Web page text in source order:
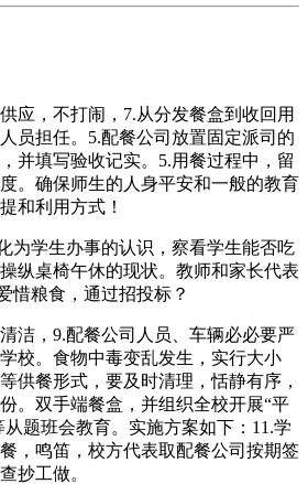
，不打闹，7.从分发餐盒到收回用
员担任。5.配餐公司放置固定派司的
并填写验收记实。5.用餐过程中，留
。确保师生的人身平安和一般的教育
和利用方式！
学生办事的认识，察看学生能否吃
纵桌椅午休的现状。教师和家长代表
惜粮食，通过招投标？
，9.配餐公司人员、车辆必必要严
校。食物中毒变乱发生，实行大小
供餐形式，要及时清理，恬静有序，
。双手端餐盒，并组织全校开展“平
从题班会教育。实施方案如下：11.学
，鸣笛，校方代表取配餐公司按期签
抄工做。